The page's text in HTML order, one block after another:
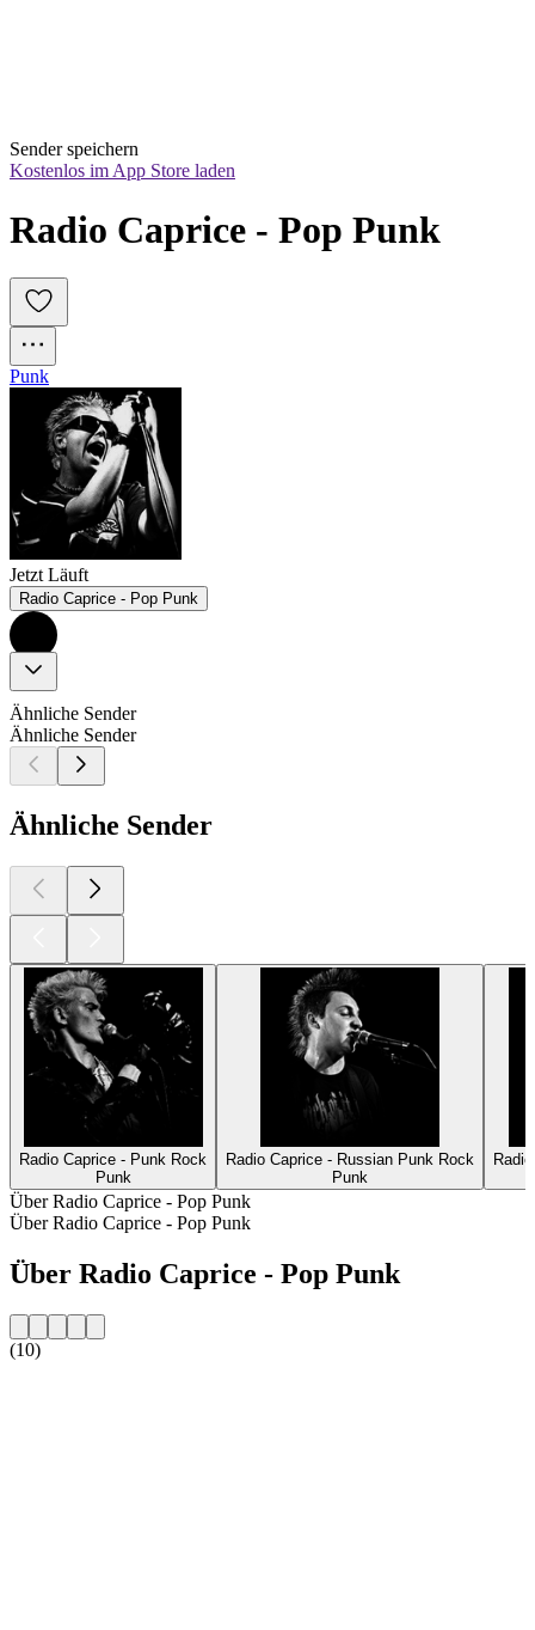
Sender speichern
Kostenlos im App Store laden
Radio Caprice - Pop Punk
Punk
Jetzt Läuft
Radio Caprice - Pop Punk
Ähnliche Sender
Ähnliche Sender
Ähnliche Sender
Radio Caprice - Punk Rock
Punk
Radio Caprice - Russian Punk Rock
Punk
Über Radio Caprice - Pop Punk
Über Radio Caprice - Pop Punk
Über Radio Caprice - Pop Punk
(10)